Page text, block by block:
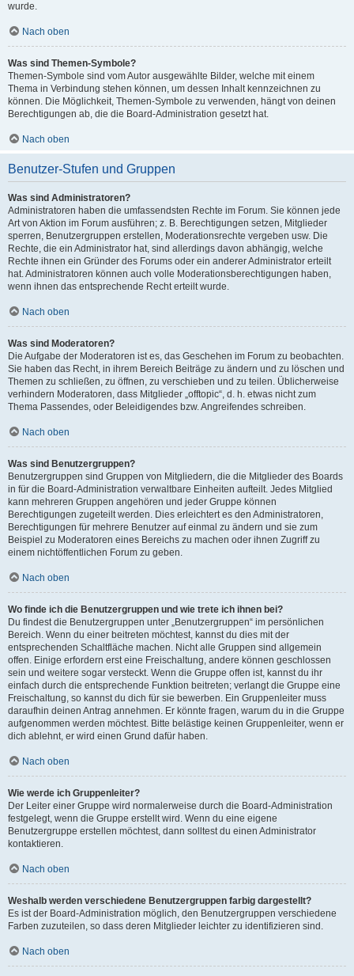
wurde.
Nach oben
Was sind Themen-Symbole?
Themen-Symbole sind vom Autor ausgewählte Bilder, welche mit einem
Thema in Verbindung stehen können, um dessen Inhalt kennzeichnen zu
können. Die Möglichkeit, Themen-Symbole zu verwenden, hängt von deinen
Berechtigungen ab, die die Board-Administration gesetzt hat.
Nach oben
Benutzer-Stufen und Gruppen
Was sind Administratoren?
Administratoren haben die umfassendsten Rechte im Forum. Sie können jede
Art von Aktion im Forum ausführen; z. B. Berechtigungen setzen, Mitglieder
sperren, Benutzergruppen erstellen, Moderationsrechte vergeben usw. Die
Rechte, die ein Administrator hat, sind allerdings davon abhängig, welche
Rechte ihnen ein Gründer des Forums oder ein anderer Administrator erteilt
hat. Administratoren können auch volle Moderationsberechtigungen haben,
wenn ihnen das entsprechende Recht erteilt wurde.
Nach oben
Was sind Moderatoren?
Die Aufgabe der Moderatoren ist es, das Geschehen im Forum zu beobachten.
Sie haben das Recht, in ihrem Bereich Beiträge zu ändern und zu löschen und
Themen zu schließen, zu öffnen, zu verschieben und zu teilen. Üblicherweise
verhindern Moderatoren, dass Mitglieder „offtopic“, d. h. etwas nicht zum
Thema Passendes, oder Beleidigendes bzw. Angreifendes schreiben.
Nach oben
Was sind Benutzergruppen?
Benutzergruppen sind Gruppen von Mitgliedern, die die Mitglieder des Boards
in für die Board-Administration verwaltbare Einheiten aufteilt. Jedes Mitglied
kann mehreren Gruppen angehören und jeder Gruppe können
Berechtigungen zugeteilt werden. Dies erleichtert es den Administratoren,
Berechtigungen für mehrere Benutzer auf einmal zu ändern und sie zum
Beispiel zu Moderatoren eines Bereichs zu machen oder ihnen Zugriff zu
einem nichtöffentlichen Forum zu geben.
Nach oben
Wo finde ich die Benutzergruppen und wie trete ich ihnen bei?
Du findest die Benutzergruppen unter „Benutzergruppen“ im persönlichen
Bereich. Wenn du einer beitreten möchtest, kannst du dies mit der
entsprechenden Schaltfläche machen. Nicht alle Gruppen sind allgemein
offen. Einige erfordern erst eine Freischaltung, andere können geschlossen
sein und weitere sogar versteckt. Wenn die Gruppe offen ist, kannst du ihr
einfach durch die entsprechende Funktion beitreten; verlangt die Gruppe eine
Freischaltung, so kannst du dich für sie bewerben. Ein Gruppenleiter muss
daraufhin deinen Antrag annehmen. Er könnte fragen, warum du in die Gruppe
aufgenommen werden möchtest. Bitte belästige keinen Gruppenleiter, wenn er
dich ablehnt, er wird einen Grund dafür haben.
Nach oben
Wie werde ich Gruppenleiter?
Der Leiter einer Gruppe wird normalerweise durch die Board-Administration
festgelegt, wenn die Gruppe erstellt wird. Wenn du eine eigene
Benutzergruppe erstellen möchtest, dann solltest du einen Administrator
kontaktieren.
Nach oben
Weshalb werden verschiedene Benutzergruppen farbig dargestellt?
Es ist der Board-Administration möglich, den Benutzergruppen verschiedene
Farben zuzuteilen, so dass deren Mitglieder leichter zu identifizieren sind.
Nach oben